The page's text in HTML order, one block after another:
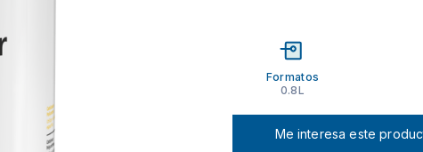
Formatos
0.8L
Me interesa este